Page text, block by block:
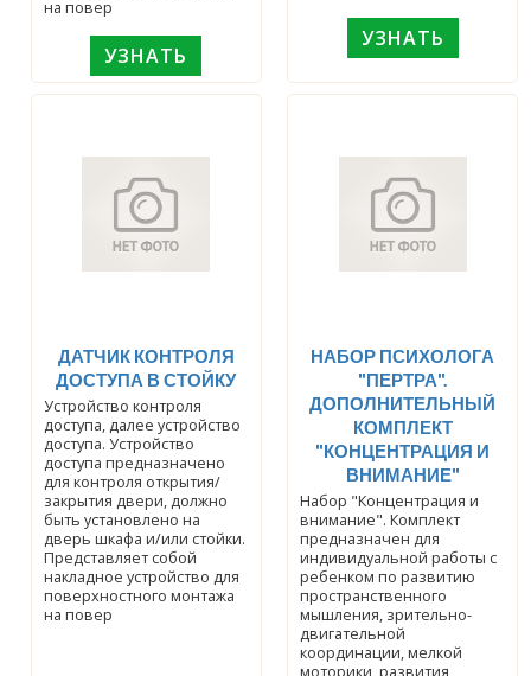
на повер
УЗНАТЬ
УЗНАТЬ
ДАТЧИК КОНТРОЛЯ
ДОСТУПА В СТОЙКУ
Устройство контроля
доступа, далее устройство
доступа. Устройство
доступа предназначено
для контроля открытия/
закрытия двери, должно
быть установлено на
дверь шкафа и/или стойки.
Представляет собой
накладное устройство для
поверхностного монтажа
на повер
НАБОР ПСИХОЛОГА
"ПЕРТРА".
ДОПОЛНИТЕЛЬНЫЙ
КОМПЛЕКТ
"КОНЦЕНТРАЦИЯ И
ВНИМАНИЕ"
Набор "Концентрация и
внимание". Комплект
предназначен для
индивидуальной работы с
ребенком по развитию
пространственного
мышления, зрительно-
двигательной
координации, мелкой
моторики, развития